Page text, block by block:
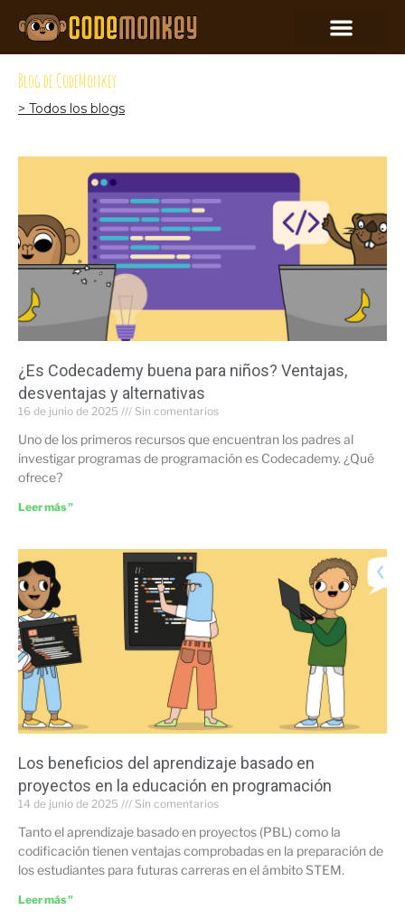
Blog de CodeMonkey
> Todos los blogs
¿Es Codecademy buena para niños? Ventajas,
desventajas y alternativas
16 de junio de 2025 Sin comentarios
Uno de los primeros recursos que encuentran los padres al
investigar programas de programación es Codecademy. ¿Qué
ofrece?
Leer más "
Los beneficios del aprendizaje basado en
proyectos en la educación en programación
14 de junio de 2025 Sin comentarios
Tanto el aprendizaje basado en proyectos (PBL) como la
codificación tienen ventajas comprobadas en la preparación de
los estudiantes para futuras carreras en el ámbito STEM.
Leer más "